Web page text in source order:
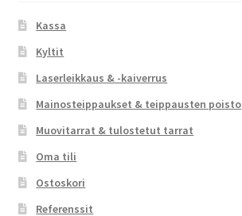
Kassa
Kyltit
Laserleikkaus & -kaiverrus
Mainosteippaukset & teippausten poisto
Muovitarrat & tulostetut tarrat
Oma tili
Ostoskori
Referenssit